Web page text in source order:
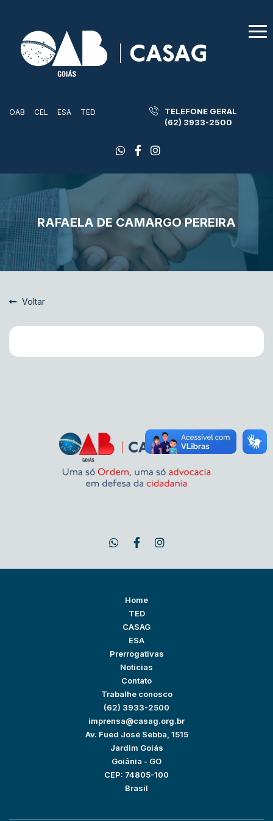
OAB CEL ESA TED
TELEFONE GERAL
(62) 3933-2500
RAFAELA DE CAMARGO PEREIRA
Voltar
Home
TED
CASAG
ESA
Prerrogativas
Notícias
Contato
Trabalhe conosco
(62) 3933-2500
imprensa@casag.org.br
Av. Fued José Sebba, 1515
Jardim Goiás
Goiânia - GO
CEP: 74805-100
Brasil